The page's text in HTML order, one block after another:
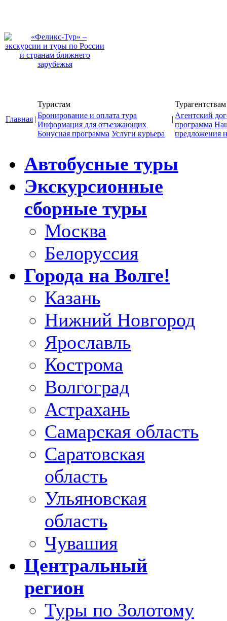
Главная |
Туристам
Бронирование и оплата тура
Информация для отъезжающих
Бонусная программа Услуги курьера
|
Турагентствам
Агентский
программа
предложения
Автобусные туры
Экскурсионные
сборные туры
Москва
Белоруссия
Города на Волге!
Казань
Нижний Новгород
Ярославль
Кострома
Волгоград
Астрахань
Самарская область
Саратовская
область
Ульяновская
область
Чувашия
Центральный
регион
Туры по Золотому